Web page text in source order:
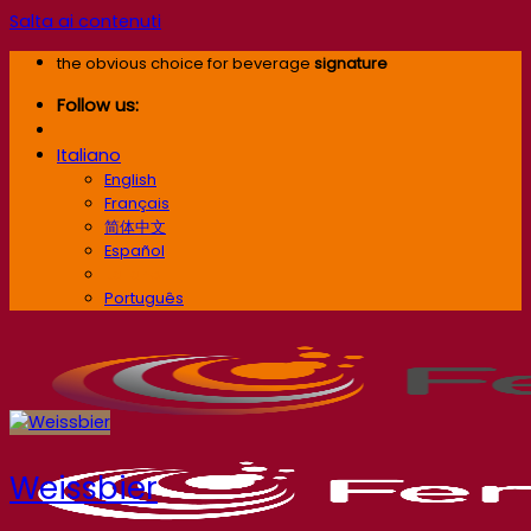
Salta ai contenuti
the obvious choice for beverage signature
Follow us:
Italiano
English
Français
简体中文
Español
Português
Weissbier